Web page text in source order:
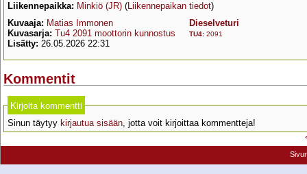
Liikennepaikka: Minkiö (JR) (Liikennepaikan tiedot)
Kuvaaja: Matias Immonen
Kuvasarja: Tu4 2091 moottorin kunnostus
Lisätty: 26.05.2026 22:31
Dieselveturi
TU4: 2091
Kommentit
Kirjoita kommentti
Sinun täytyy kirjautua sisään, jotta voit kirjoittaa kommentteja!